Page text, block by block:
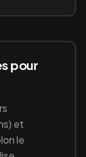
pour
et
le